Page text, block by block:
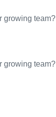
growing team?
growing team?